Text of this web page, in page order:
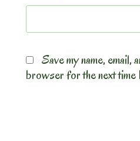
Save my name, email,
browser for the next time